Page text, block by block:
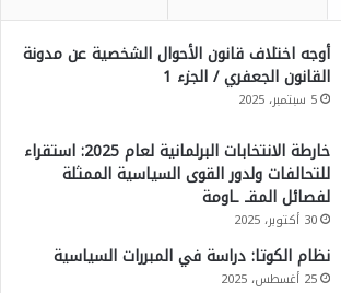
أوجه اختلاف قانون الأحوال الشخصية عن مدونة
القانون الجعفري / الجزء 1
5 سبتمبر، 2025
خارطة الانتخابات البرلمانية لعام 2025: استقراء
للتحالفات ولدور القوى السياسية الممثلة
لفصائل المقـ ـاومة
30 أكتوبر، 2025
نظام الكوتا: دراسة في المبررات السياسية
25 أغسطس، 2025